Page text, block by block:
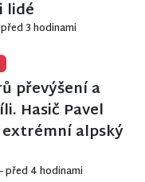
lidé
3 hodinami
převýšení a
Hasič Pavel
alpský
před 4 hodinami